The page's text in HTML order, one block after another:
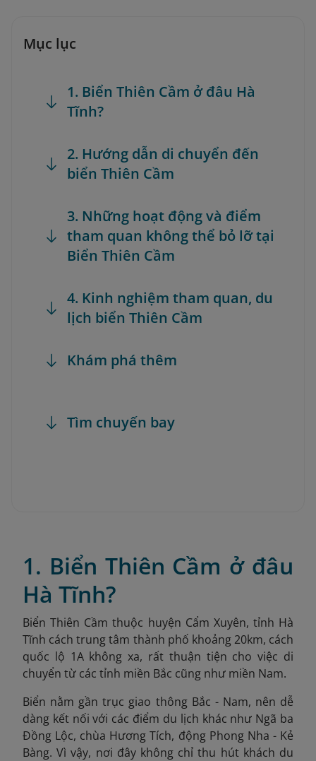
Mục lục
1. Biển Thiên Cầm ở đâu Hà
Tĩnh?
2. Hướng dẫn di chuyển đến
biển Thiên Cầm
3. Những hoạt động và điểm
tham quan không thể bỏ lỡ tại
Biển Thiên Cầm
4. Kinh nghiệm tham quan, du
lịch biển Thiên Cầm
Khám phá thêm
Tìm chuyến bay
1. Biển Thiên Cầm ở đâu
Hà Tĩnh?
Biển Thiên Cầm thuộc huyện Cẩm Xuyên, tỉnh Hà
Tĩnh cách trung tâm thành phố khoảng 20km, cách
quốc lộ 1A không xa, rất thuận tiện cho việc di
chuyển từ các tỉnh miền Bắc cũng như miền Nam.
Biển nằm gần trục giao thông Bắc - Nam, nên dễ
dàng kết nối với các điểm du lịch khác như Ngã ba
Đồng Lộc, chùa Hương Tích, động Phong Nha - Kẻ
Bàng. Vì vậy, nơi đây không chỉ thu hút khách du